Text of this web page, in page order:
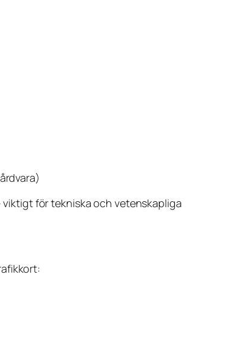
för tekniska och vetenskapliga